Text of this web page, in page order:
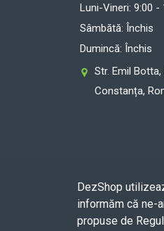
Luni-Vineri: 9:00 -
Sâmbătă: Închis
Dumincă: Închis
Str. Emil Botta,
Constanța,
DezShop
informăm că ne-
propuse de